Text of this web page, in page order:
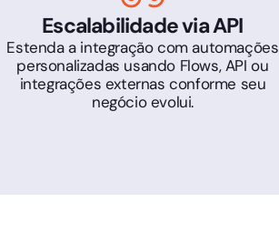
Escalabilidade via API
Estenda a integração com automações
personalizadas usando Flows, API ou
integrações externas conforme seu
negócio evolui.